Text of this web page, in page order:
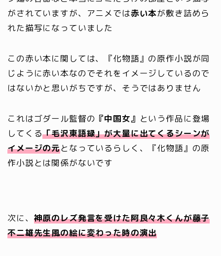
がされていますが、アニメでは赤い本が敷き詰めら
れた描写になっていました
この赤い本に関しては、『化物語』の原作小説が同
じように赤い本なのでそれをイメージしているので
はないかと思いがちですが、そうではありません
これはゴダール監督の 『中国女』 という作品に登場
してくる「毛沢東語録」が大量に出てくるシーンが
イメージの元となっているらしく、『化物語』の原
作小説とは関係がないです
次に、 神原のレズ発言を受けた阿良々木くんが藤子
不二雄先生風の絵に変わった時の演出